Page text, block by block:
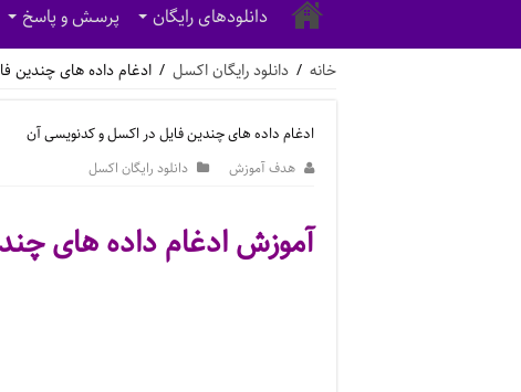
دانلودهای رایگان پرسش و پاسخ
خانه / دانلود رایگان اکسل / ادغام داده های چندین
ادغام داده های چندین فایل در اکسل و کدنویسی آن
هدف آموزش دانلود رایگان اکسل
آموزش ادغام داده های